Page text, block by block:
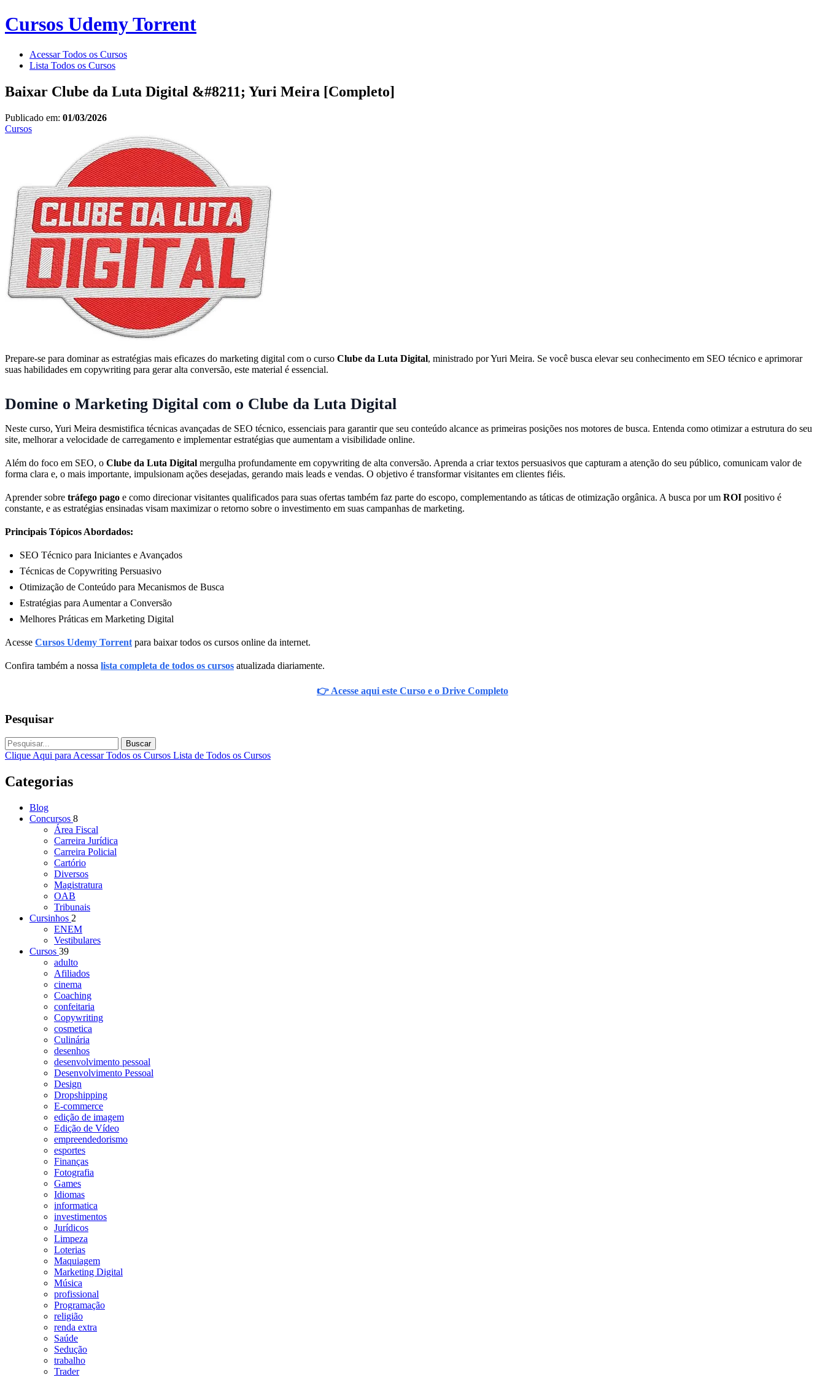
Cursos Udemy Torrent
Acessar Todos os Cursos
Lista Todos os Cursos
Baixar Clube da Luta Digital &#8211; Yuri Meira [Completo]
Publicado em: 01/03/2026
Cursos
Prepare-se para dominar as estratégias mais eficazes do marketing digital com o curso Clube da Luta Digital, ministrado por Yuri Meira. Se você busca elevar seu conhecimento em SEO técnico e aprimorar
suas habilidades em copywriting para gerar alta conversão, este material é essencial.
Domine o Marketing Digital com o Clube da Luta Digital
Neste curso, Yuri Meira desmistifica técnicas avançadas de SEO técnico, essenciais para garantir que seu conteúdo alcance as primeiras posições nos motores de busca. Entenda como otimizar a estrutura do seu
site, melhorar a velocidade de carregamento e implementar estratégias que aumentam a visibilidade online.
Além do foco em SEO, o Clube da Luta Digital mergulha profundamente em copywriting de alta conversão. Aprenda a criar textos persuasivos que capturam a atenção do seu público, comunicam valor de
forma clara e, o mais importante, impulsionam ações desejadas, gerando mais leads e vendas. O objetivo é transformar visitantes em clientes fiéis.
Aprender sobre tráfego pago e como direcionar visitantes qualificados para suas ofertas também faz parte do escopo, complementando as táticas de otimização orgânica. A busca por um ROI positivo é
constante, e as estratégias ensinadas visam maximizar o retorno sobre o investimento em suas campanhas de marketing.
Principais Tópicos Abordados:
SEO Técnico para Iniciantes e Avançados
Técnicas de Copywriting Persuasivo
Otimização de Conteúdo para Mecanismos de Busca
Estratégias para Aumentar a Conversão
Melhores Práticas em Marketing Digital
Acesse Cursos Udemy Torrent para baixar todos os cursos online da internet.
Confira também a nossa lista completa de todos os cursos atualizada diariamente.
👉 Acesse aqui este Curso e o Drive Completo
Pesquisar
Buscar
Clique Aqui para Acessar Todos os Cursos Lista de Todos os Cursos
Categorias
Blog
Concursos 8
Área Fiscal
Carreira Jurídica
Carreira Policial
Cartório
Diversos
Magistratura
OAB
Tribunais
Cursinhos 2
ENEM
Vestibulares
Cursos 39
adulto
Afiliados
cinema
Coaching
confeitaria
Copywriting
cosmetica
Culinária
desenhos
desenvolvimento pessoal
Desenvolvimento Pessoal
Design
Dropshipping
E-commerce
edição de imagem
Edição de Vídeo
empreendedorismo
esportes
Finanças
Fotografia
Games
Idiomas
informatica
investimentos
Jurídicos
Limpeza
Loterias
Maquiagem
Marketing Digital
Música
profissional
Programação
religião
renda extra
Saúde
Sedução
trabalho
Trader